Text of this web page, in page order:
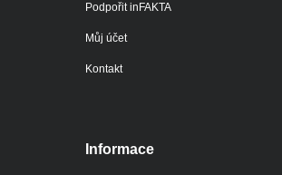
Podpořit inFAKTA
Můj účet
Kontakt
Informace